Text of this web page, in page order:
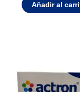
Añadir al